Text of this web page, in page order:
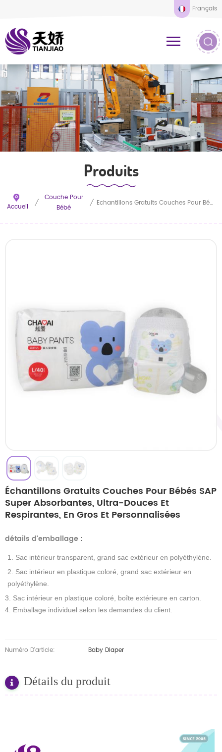
Français
Produits
Accueil /
Couche Pour
Bébé
/ Échantillons Gratuits Couches Pour Bébés SAP Super Absorbantes, Ultra-Douces Et Respirantes, En Gros Et Personnalisées
Échantillons Gratuits Couches Pour Bébés SAP
Super Absorbantes, Ultra-Douces Et
Respirantes, En Gros Et Personnalisées
détails d'emballage :
1. Sac intérieur transparent, grand sac extérieur en polyéthylène.
2. Sac intérieur en plastique coloré, grand sac extérieur en
polyéthylène.
3. Sac intérieur en plastique coloré, boîte extérieure en carton.
4. Emballage individuel selon les demandes du client.
Numéro D'article: Baby Diaper
Détails du produit